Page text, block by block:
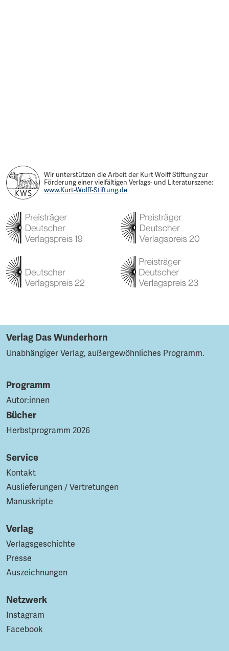
Wir unterstützen die Arbeit der Kurt Wolff Stiftung zur
Förderung einer vielfältigen Verlags- und Literaturszene:
www.Kurt-Wolff-Stiftung.de
Verlag Das Wunderhorn
Unabhängiger Verlag, außergewöhnliches Programm.
Programm
Autor:innen
Bücher
Herbstprogramm 2026
Service
Kontakt
Auslieferungen / Vertretungen
Manuskripte
Verlag
Verlagsgeschichte
Presse
Auszeichnungen
Netzwerk
Instagram
Facebook